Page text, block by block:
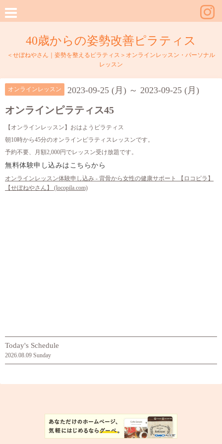
40歳からの姿勢改善ピラティス
＜せぼねやさん｜姿勢を整えるピラティス＞オンラインレッスン・パーソナル
レッスン
オンラインレッスン 2023-09-25 (月) ～ 2023-09-25 (月)
オンラインピラティス45
【オンラインレッスン】おはようピラティス
朝10時から45分のオンラインピラティスレッスンです。
予約不要、月額2,000円でレッスン受け放題です。
無料体験申し込みはこちらから
オンラインレッスン体験申し込み - 背骨から女性の健康サポート 【ロコピラ】
【せぼねやさん】 (locopila.com)
Today's Schedule
2026.08.09 Sunday